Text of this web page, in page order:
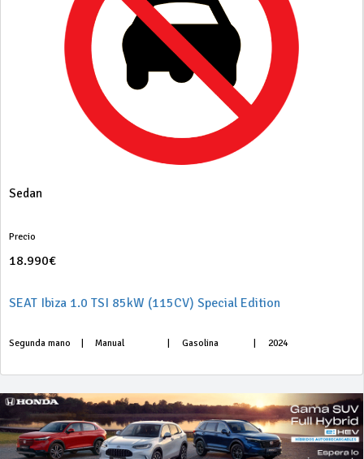
Sedan
Precio
18.990€
SEAT Ibiza 1.0 TSI 85kW (115CV) Special Edition
Segunda mano Manual Gasolina 2024